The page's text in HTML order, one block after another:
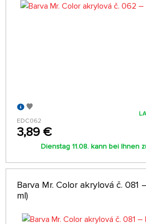
EDC062
3,89 €
Dienstag 11.08. kann bei Ihnen
Barva Mr. Color akrylová č. 081
ml)